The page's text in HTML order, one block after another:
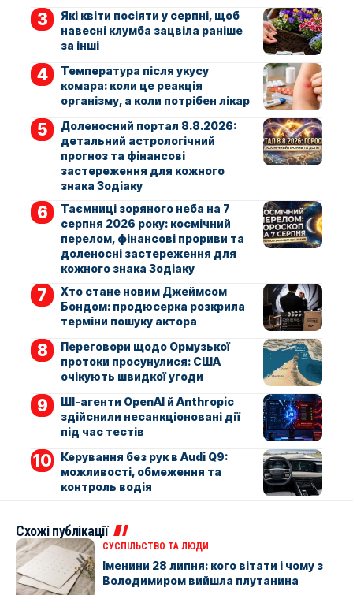
Які квіти посіяти у серпні, щоб
навесні клумба зацвіла раніше
за інші
Температура після укусу
комара: коли це реакція
організму, а коли потрібен лікар
Доленосний портал 8.8.2026:
детальний астрологічний
прогноз та фінансові
застереження для кожного
знака Зодіаку
Таємниці зоряного неба на 7
серпня 2026 року: космічний
перелом, фінансові прориви та
доленосні застереження для
кожного знака Зодіаку
Хто стане новим Джеймсом
Бондом: продюсерка розкрила
терміни пошуку актора
Переговори щодо Ормузької
протоки просунулися: США
очікують швидкої угоди
ШІ-агенти OpenAI й Anthropic
здійснили несанкціоновані дії
під час тестів
Керування без рук в Audi Q9:
можливості, обмеження та
контроль водія
Схожі публікації
СУСПІЛЬСТВО ТА ЛЮДИ
Іменини 28 липня: кого вітати і чому з
Володимиром вийшла плутанина